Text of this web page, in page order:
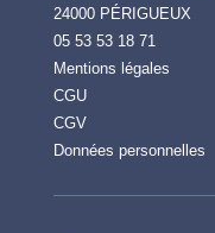
24000 PÉRIGUEUX
05 53 53 18 71
Mentions légales
CGU
CGV
Données personnelles